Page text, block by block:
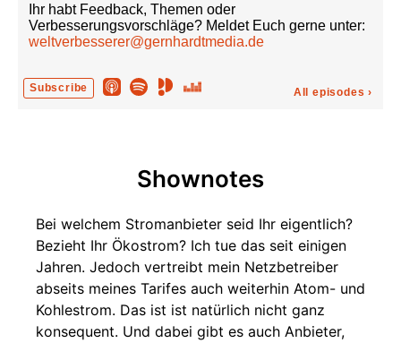
Ihr habt Feedback, Themen oder
Verbesserungsvorschläge? Meldet Euch gerne unter:
weltverbesserer@gernhardtmedia.de
Subscribe All episodes ›
Shownotes
Bei welchem Stromanbieter seid Ihr eigentlich?
Bezieht Ihr Ökostrom? Ich tue das seit einigen
Jahren. Jedoch vertreibt mein Netzbetreiber
abseits meines Tarifes auch weiterhin Atom- und
Kohlestrom. Das ist ist natürlich nicht ganz
konsequent. Und dabei gibt es auch Anbieter,